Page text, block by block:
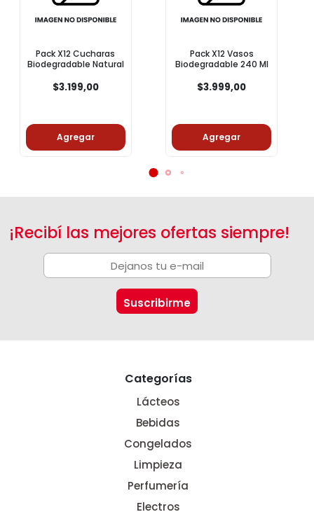
Pack X12 Cucharas
Biodegradable Natural
$3.199,00
Agregar
Pack X12 Vasos
Biodegradable 240 Ml
$3.999,00
Agregar
¡Recibí las mejores ofertas siempre!
Categorías
Lácteos
Bebidas
Congelados
Limpieza
Perfumería
Electros